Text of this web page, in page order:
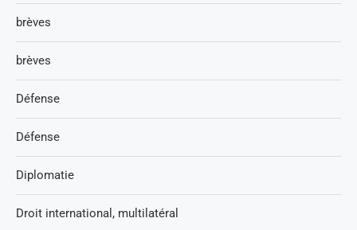
brèves
brèves
Défense
Défense
Diplomatie
Droit international, multilatéral